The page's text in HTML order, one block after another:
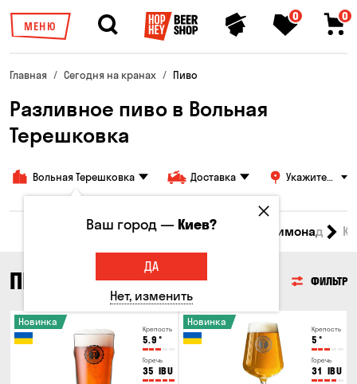
МЕНЮ
0 0
Главная Сегодня на кранах Пиво
Разливное пиво в Вольная
Терешковка
Вольная Терешковка Доставка
Укажите
Все товары Пиво Сидр Лимонад
ПИВО ФИЛЬТР
Крепость
5.9 °
Горечь
35 IBU
Новинка
Крепость
5 °
Горечь
31 IBU
Новинка
Ваш город —Киев?
ДА
Нет, изменить